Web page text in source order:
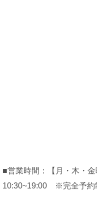
■営業時間：【月・木・
10:30~19:00 ※完全予約